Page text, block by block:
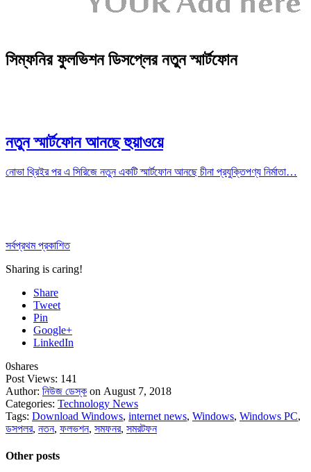
সিম্ফনির ফুলভিশন ডিসপ্লের নতুন স্মার্টফোন
নতুন স্মার্টফোন আনছে হুয়াওয়ে
নোভা থ্রিইর পর এ সিরিজে নতুন একটি স্মার্টফোন আনছে চীনা প্রযুক্তিপণ্য নির্মাতা…
সর্বপ্রথম প্রকাশিত
Sharing is caring!
Share
Tweet
Pin
Google+
LinkedIn
0shares
Post Views: 141
Author: নিউজ ডেস্ক on August 7, 2018
Categories: Technology News
Tags: Download Windows, internet news, Windows, Windows PC,
ডসপলর, নতন, ফলভশন, সমফনর, সমরটফন
Other posts